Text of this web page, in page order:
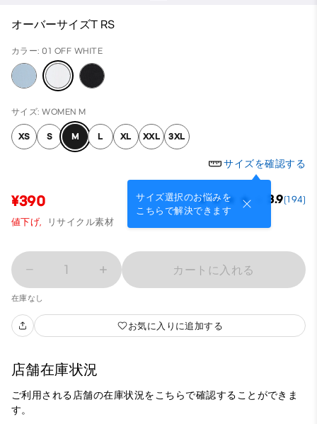
オーバーサイズT RS
カラー: 01 OFF WHITE
サイズ: WOMEN M
XS S M L XL XXL 3XL
サイズを確認する
サイズ選択のお悩みを
こちらで解決できます
¥390 3.9(194)
値下げ, リサイクル素材
1 カートに入れる
在庫なし
お気に入りに追加する
店舗在庫状況
ご利用される店舗の在庫状況をこちらで確認することができま
す。